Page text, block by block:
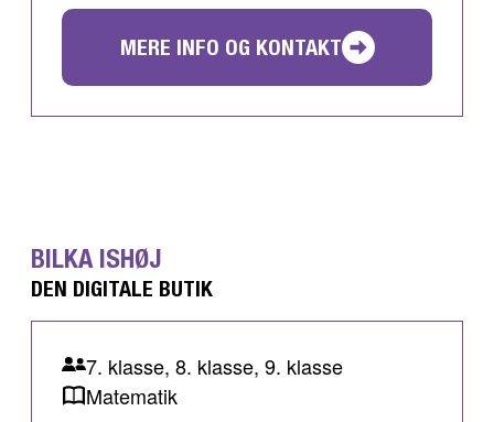
MERE INFO OG KONTAKT
BILKA ISHØJ
DEN DIGITALE BUTIK
7. klasse, 8. klasse, 9. klasse
Matematik